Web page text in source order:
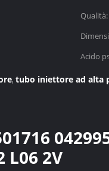
Qualità:
Acido
, tubo iniettore ad alta
L06 2V